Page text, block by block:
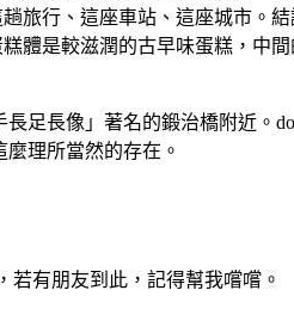
旅行、這座車站、這座城市。
體是較滋潤的古早味蛋糕，中
足長像」著名的鍛治橋附近。
理所當然的存在。
若有朋友到此，記得幫我嚐嚐。